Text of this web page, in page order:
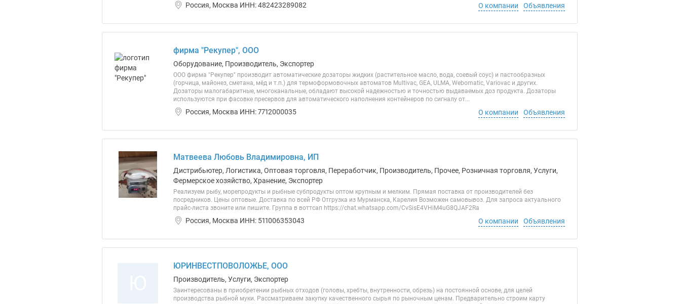
Россия, Москва ИНН: 482423289082 О компании Объявления
фирма "Рекупер", ООО
Оборудование, Производитель, Экспортер
ООО фирма "Рекупер" производит автоматические дозаторы жидких (растительное масло, вода, соевый соус) и пастообразных
(горчица, майонез, сметана, мёд и т.п.) для термоформовочных автоматов Multivac, GEA, ULMA, Webomatic, Variovac и других.
Дозаторы малогабаритные, многоканальные, обладают высокой надежностью и точностью выдаваемых доз продукта. Дозаторы
используются при фасовке пресервов для автоматического наполнения контейнеров по сигналу от...
Россия, Москва ИНН: 7712000035 О компании Объявления
Матвеева Любовь Владимировна, ИП
Дистрибьютер, Логистика, Оптовая торговля, Переработчик, Производитель, Прочее, Розничная торговля, Услуги,
Фермерское хозяйство, Хранение, Экспортер
Реализуем рыбу, морепродукты и рыбные субпродукты оптом крупным и мелким. Прямая поставка от производителей без
посредников. Цены оптовые. Доставка по всей РФ Отгрузка из Мурманска, Карелия Возможен самовывоз. Для запроса актуального
прайс-листа звоните или пишите. Группа в воттсап https://chat.whatsapp.com/CvSisE4VHiM4uG8QJAF2Ra
Россия, Москва ИНН: 511006353043 О компании Объявления
ЮРИНВЕСТПОВОЛОЖЬЕ, ООО
Производитель, Услуги, Экспортер
Заинтересованы в приобретении рыбных отходов (головы, хребты, внутренности, обрезь) на постоянной основе, для целей
производства рыбной муки. Рассматриваем закупку качественного сырья по рыночным ценам. Предварительно строим карту